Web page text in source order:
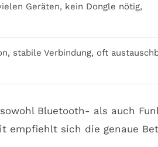
Geräten, kein Dongle nötig,
stabile Verbindung, oft
Bluetooth- als auch
empfiehlt sich die genaue